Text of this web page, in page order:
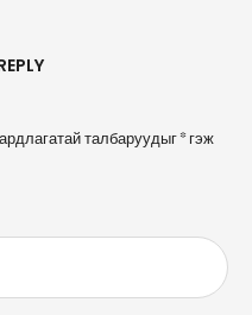
талбаруудыг*гэж